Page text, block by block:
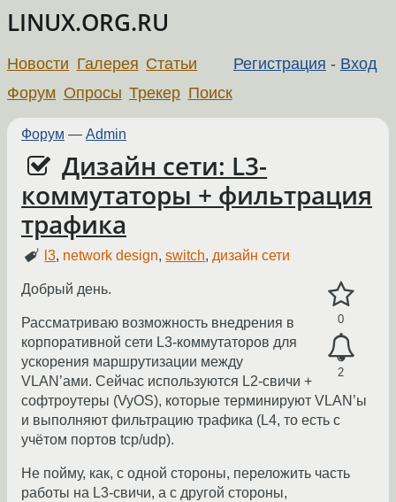
LINUX.ORG.RU
Регистрация - Вход
Новости Галерея Статьи
Форум Опросы Трекер Поиск
Форум — Admin
Дизайн сети: L3-
коммутаторы + фильтрация
трафика
l3, network design,switch,дизайн сети
0
2
Добрый день.
Рассматриваю возможность внедрения в
корпоративной сети L3-коммутаторов для
ускорения маршрутизации между
VLAN’ами. Сейчас используются L2-свичи +
софтроутеры (VyOS), которые терминируют VLAN’ы
и выполняют фильтрацию трафика (L4, то есть с
учётом портов tcp/udp).
Не пойму, как, с одной стороны, переложить часть
работы на L3-свичи, а с другой стороны,